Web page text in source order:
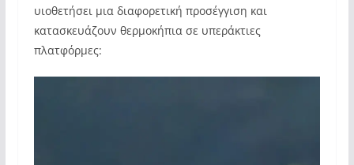
υιοθετήσει μια διαφορετική προσέγγιση και
κατασκευάζουν θερμοκήπια σε υπεράκτιες
πλατφόρμες: